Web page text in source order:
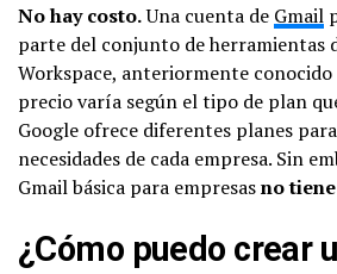
No hay costo.Una cuenta de Gmail
parte del conjunto de herramientas
Workspace, anteriormente conocido
precio varía según el tipo de plan
Google ofrece diferentes planes
necesidades de cada empresa. Sin
Gmail básica para empresasno
¿Cómo puedo crear